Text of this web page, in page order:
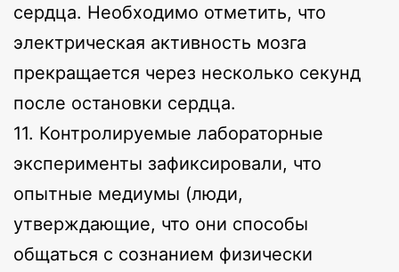
сердца. Необходимо отметить, что
электрическая активность мозга
прекращается через несколько секунд
после остановки сердца.
11. Контролируемые лабораторные
эксперименты зафиксировали, что
опытные медиумы (люди,
утверждающие, что они способы
общаться с сознанием физически